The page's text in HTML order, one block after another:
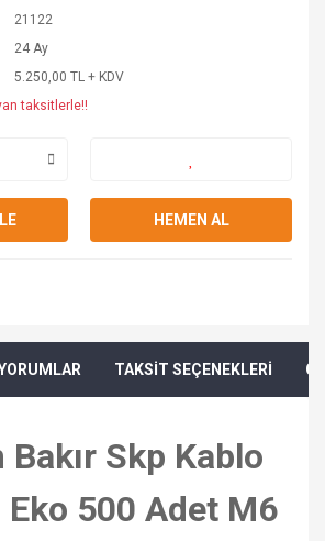
21122
24 Ay
5.250,00 TL + KDV
taksitlerle!!
HEMEN AL
TAKSİT SEÇENEKLERİ
Bakır Skp Kablo
Eko 500 Adet M6